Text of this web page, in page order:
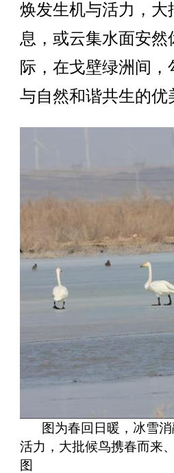
焕发生机与活力，
息，或云集水面安
际，在戈壁绿洲间
与自然和谐共生的优
图为春回日暖，冰雪
活力，大批候鸟携春而来
图